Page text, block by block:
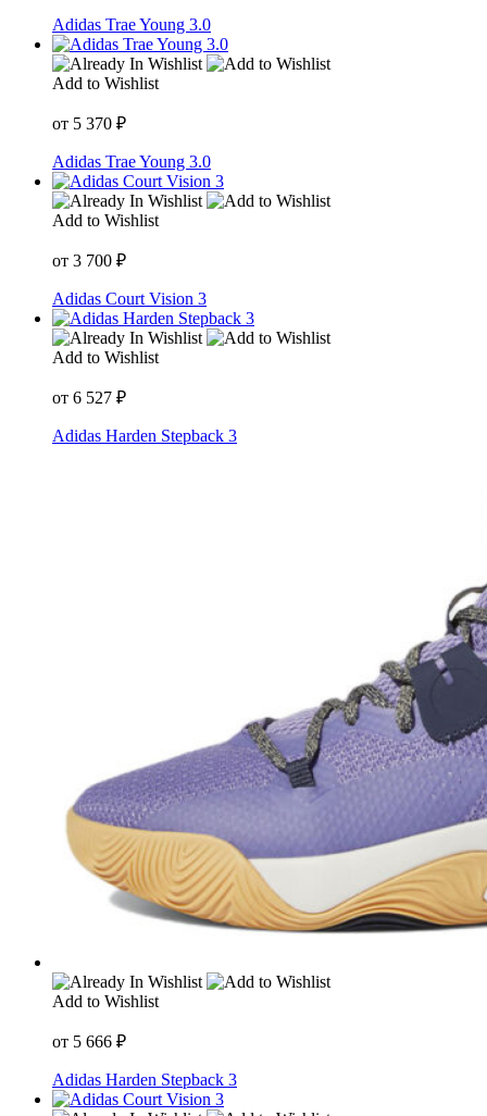
Adidas Trae Young 3.0
Add to Wishlist
от 5 370 ₽
Adidas Trae Young 3.0
Add to Wishlist
от 3 700 ₽
Adidas Court Vision 3
Add to Wishlist
от 6 527 ₽
Adidas Harden Stepback 3
Add to Wishlist
от 5 666 ₽
Adidas Harden Stepback 3